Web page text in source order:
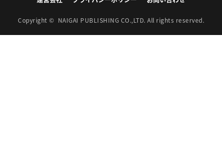
Copyright © NAIGAI PUBLISHING CO.,LTD. All rights reserved.